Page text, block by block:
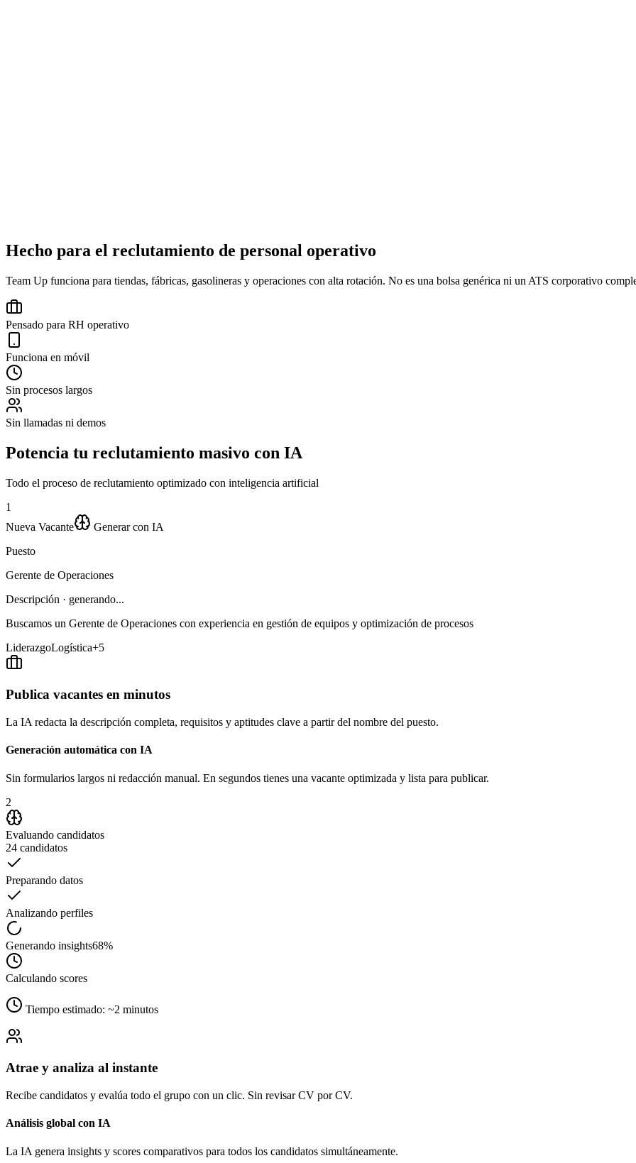
Buscar candidatos...
CandidatoEstadoScore
García
de Operaciones
Mendoza
Torres
de Datos
Hecho para el reclutamiento de personal operativo
Team Up funciona para tiendas, fábricas, gasolineras y operaciones con alta rotación. No es una bolsa genérica ni un ATS corporativo
Pensado para RH operativo
Funciona en móvil
Sin procesos largos
Sin llamadas ni demos
Potencia tu reclutamiento masivo con IA
Todo el proceso de reclutamiento optimizado con inteligencia artificial
1
Nueva Vacante
Generar con IA
Puesto
Gerente de Operaciones
Descripción · generando...
Buscamos un Gerente de Operaciones con experiencia en gestión de equipos y optimización de procesos
LiderazgoLogística+5
Publica vacantes en minutos
La IA redacta la descripción completa, requisitos y aptitudes clave a partir del nombre del puesto.
Generación automática con IA
Sin formularios largos ni redacción manual. En segundos tienes una vacante optimizada y lista para publicar.
2
Evaluando candidatos
24 candidatos
Preparando datos
Analizando perfiles
Generando insights68%
Calculando scores
Tiempo estimado: ~2 minutos
Atrae y analiza al instante
Recibe candidatos y evalúa todo el grupo con un clic. Sin revisar CV por CV.
Análisis global con IA
La IA genera insights y scores comparativos para todos los candidatos simultáneamente.